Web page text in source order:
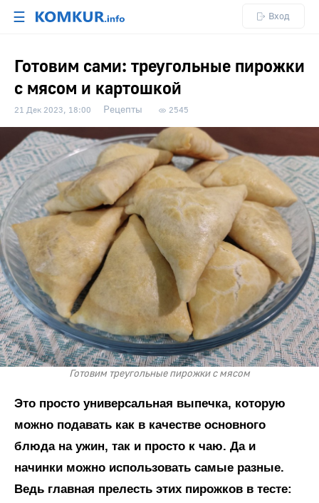
☰ Вход
Готовим сами: треугольные пирожки
с мясом и картошкой
21 Дек 2023, 18:00 Рецепты 2545
Готовим треугольные пирожки с мясом
Это просто универсальная выпечка, которую
можно подавать как в качестве основного
блюда на ужин, так и просто к чаю. Да и
начинки можно использовать самые разные.
Ведь главная прелесть этих пирожков в тесте: